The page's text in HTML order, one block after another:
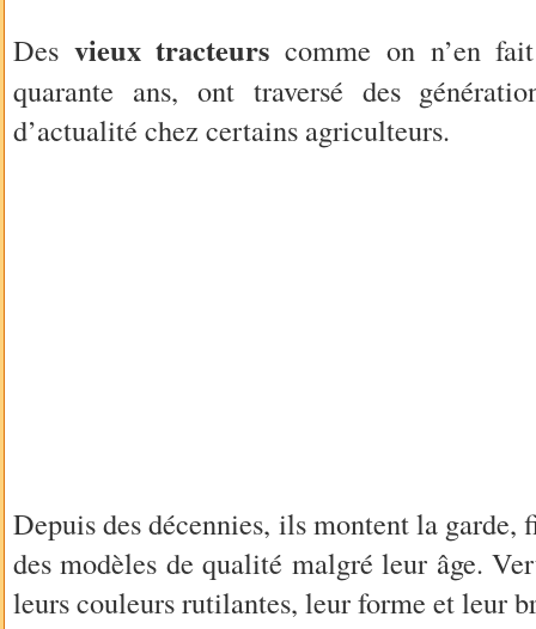
Des vieux tracteurs comme on n’en
quarante ans, ont traversé des
d’actualité chez certains agriculteurs.
Depuis des décennies, ils montent la garde,
des modèles de qualité malgré leur âge.
leurs couleurs rutilantes, leur forme et leur